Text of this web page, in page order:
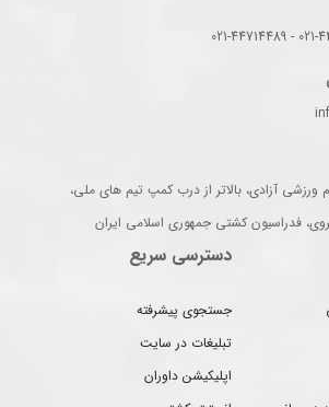
ورزشی آزادی، بالاتر از درب کمپ تیم های ملی،
فدراسیون کشتی جمهوری اسلامی ایران
دسترسی سریع
جستجوی پیشرفته
تبلیغات در سایت
اپلیکیشن داوران